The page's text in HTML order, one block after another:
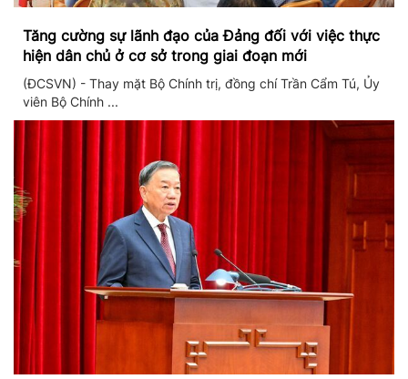
Tăng cường sự lãnh đạo của Đảng đối với việc thực
hiện dân chủ ở cơ sở trong giai đoạn mới
(ĐCSVN) - Thay mặt Bộ Chính trị, đồng chí Trần Cẩm Tú, Ủy
viên Bộ Chính ...